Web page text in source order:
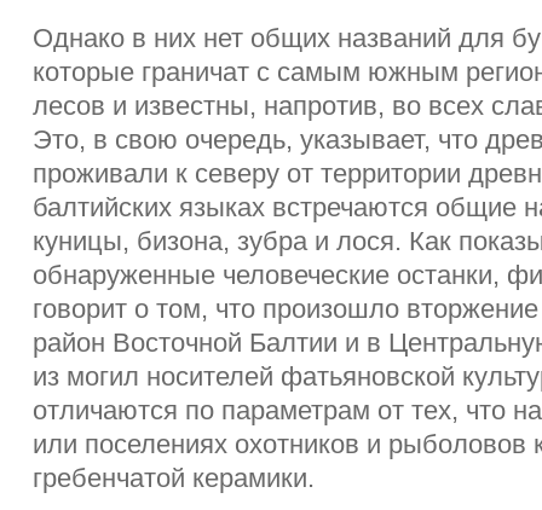
Однако в них нет общих названий для
которые граничат с самым южным
лесов и известны, напротив, во всех
Это, в свою очередь, указывает, что
проживали к северу от территории
балтийских языках встречаются общие
куницы, бизона, зубра и лося. Как
обнаруженные человеческие останки,
говорит о том, что произошло
район Восточной Балтии и в
из могил носителей фатьяновской
отличаются по параметрам от тех, что
или поселениях охотников и рыболовов
гребенчатой керамики.